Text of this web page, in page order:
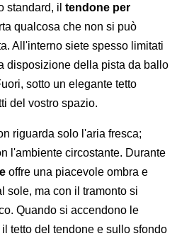
standard, il tendone per
qualcosa che non si può
All'interno siete spesso limitati
disposizione della pista da ballo
sotto un elegante tetto
del vostro spazio.
riguarda solo l'aria fresca;
l'ambiente circostante. Durante
offre una piacevole ombra e
sole, ma con il tramonto si
Quando si accendono le
tetto del tendone e sullo sfondo